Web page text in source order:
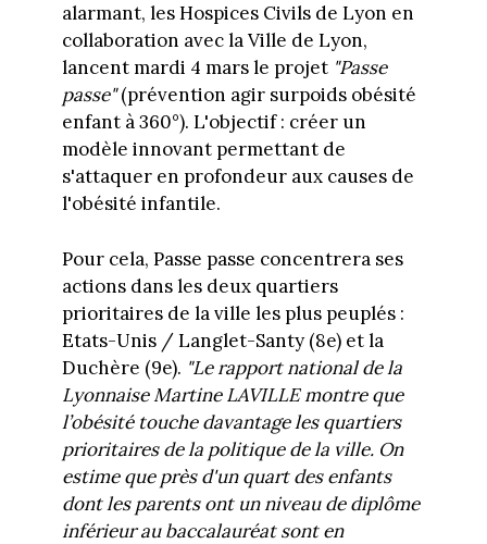
alarmant, les Hospices Civils de Lyon en
collaboration avec la Ville de Lyon,
lancent mardi 4 mars le projet "Passe
passe"(prévention agir surpoids obésité
enfant à 360°). L'objectif : créer un
modèle innovant permettant de
s'attaquer en profondeur aux causes de
l'obésité infantile.
Pour cela, Passe passe concentrera ses
actions dans les deux quartiers
prioritaires de la ville les plus peuplés :
Etats-Unis / Langlet-Santy (8e) et la
Duchère (9e). "Le rapport national de la
Lyonnaise Martine LAVILLE montre que
l’obésité touche davantage les quartiers
prioritaires de la politique de la ville. On
estime que près d'un quart des enfants
dont les parents ont un niveau de diplôme
inférieur au baccalauréat sont en